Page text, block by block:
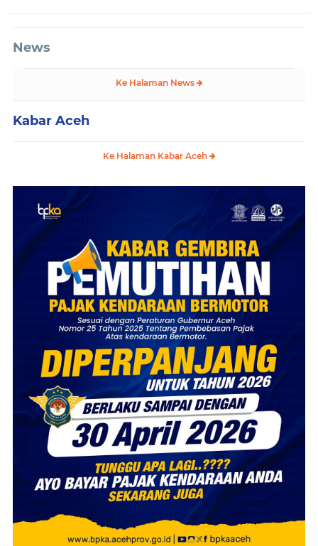
News
Ke Halaman News
Kabar Aceh
Ke Halaman Kabar Aceh